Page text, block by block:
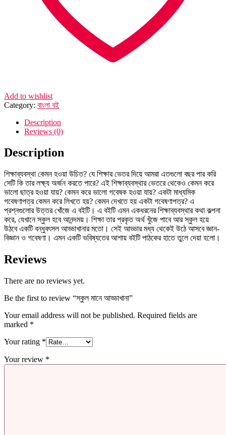
Add to wishlist
Category: বাংলা বই
Description
Reviews (0)
Description
শিক্ষাব্যবস্থা কেমন হওয়া উচিত? যে শিক্ষার ভেতর দিয়ে আমরা এতগুলো বছর পার করি
সেটি কি তার লক্ষ্য অর্জন করতে পারে? এই শিক্ষাব্যবস্থার ভেতরে থেকেও কেমন করে
ভালো ছাত্র হওয়া যায়? কেমন করে ভালো গবেষক হওয়া যায়? একটা মাধ্যমিক
গবেষণাপত্র কেমন করে লিখতে হয়? কেমন দেখতে হয় একটা গবেষণাপত্র? এ
প্রশ্নগুলোর উত্তর খোঁজে এ বইটি। এ বইটি এমন একধরনের শিক্ষাব্যবস্থার কথা কল্পনা
করে, যেখানে স্কুল হবে আনন্দময়। শিক্ষা তার প্রকৃত অর্থ খুঁজে পাবে আর স্কুল হয়ে
উঠবে একটি বন্ধুবৎসল আড্ডাখানার মতো। সেই আড্ডার মধ্য থেকেই উঠে আসবে জ্ঞান-
বিজ্ঞান ও গবেষণা। এমন একটি ভবিষ্যতের আশায় বইটি পাঠকের হাতে তুলে দেয়া হলো।
Reviews
There are no reviews yet.
Be the first to review “স্কুল মানে আড্ডাখানা”
Your email address will not be published. Required fields are
marked *
Your rating *
Your review *